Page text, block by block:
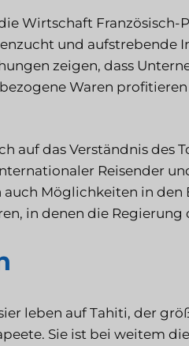
Wirtschaft Französisch-
und aufstrebende
zeigen, dass
Waren
auf das Verständnis des
Reisender
Möglichkeiten in den
in denen die
leben auf Tahiti, der
Sie ist bei weitem